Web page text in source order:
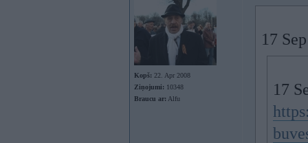
Kopš: 22. Apr 2008
Ziņojumi: 10348
Braucu ar: Alfu
17
17